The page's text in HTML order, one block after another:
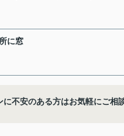
に窓
不安のある方はお気軽にご相